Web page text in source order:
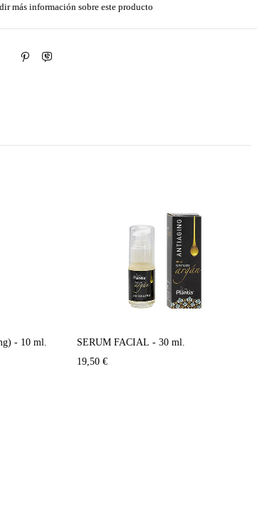
más información sobre este producto
- 10 ml.
SERUM FACIAL - 30 ml.
19,50€